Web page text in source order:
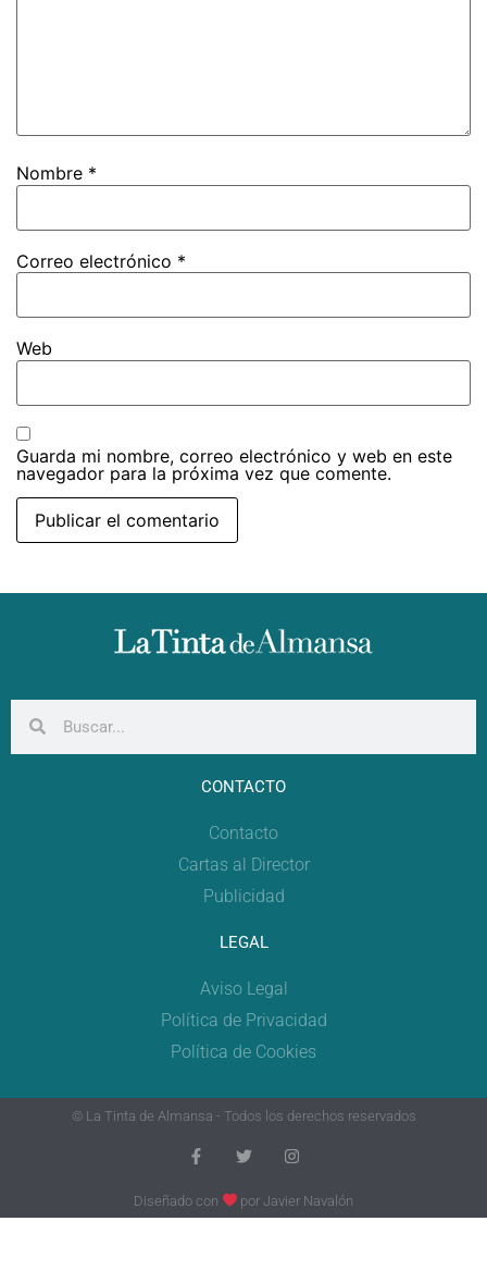
Nombre *
Correo electrónico *
Web
Guarda mi nombre, correo electrónico y web en este
navegador para la próxima vez que comente.
CONTACTO
Contacto
Cartas al Director
Publicidad
LEGAL
Aviso Legal
Política de Privacidad
Política de Cookies
© La Tinta de Almansa - Todos los derechos reservados
Diseñado con porJavier Navalón